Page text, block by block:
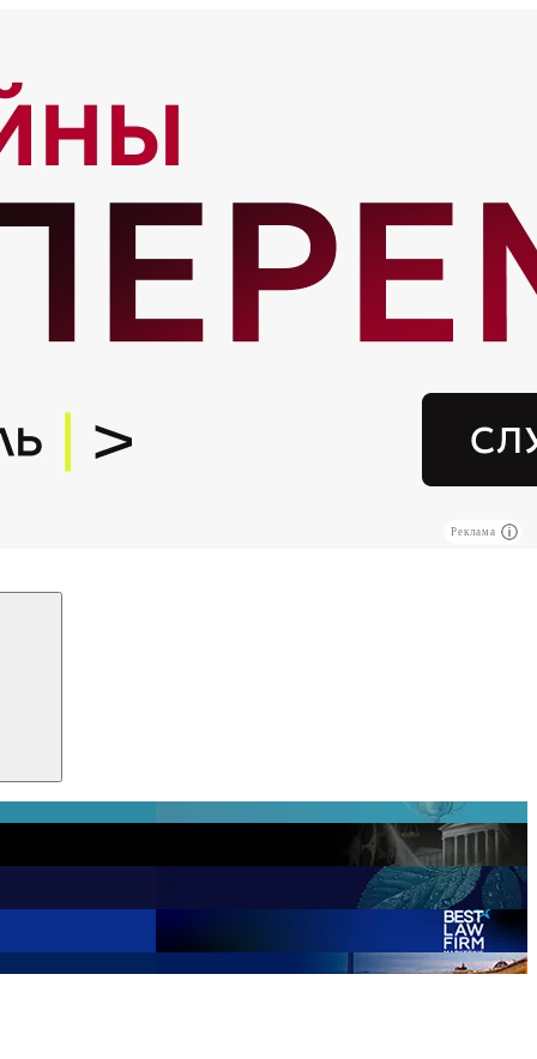
Реклама